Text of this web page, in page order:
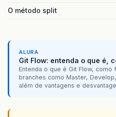
O método split
ALURA
Git Flow: entenda o que é,
Entenda o que é Git Flow, como
branches como Master,
além de vantagens e